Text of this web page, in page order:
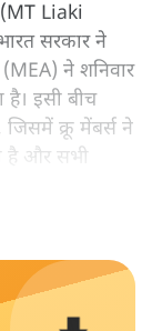
(MT Liaki
सरकार ने
ने शनिवार
है। इसी बीच
क्रू मेंबर्स ने
है और सभी